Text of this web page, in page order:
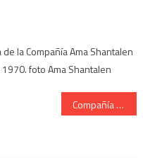
la Compañía Ama Shantalen
foto Ama Shantalen
Compañía San Miguel. Cantinera Maitane García. Alarde 2019.